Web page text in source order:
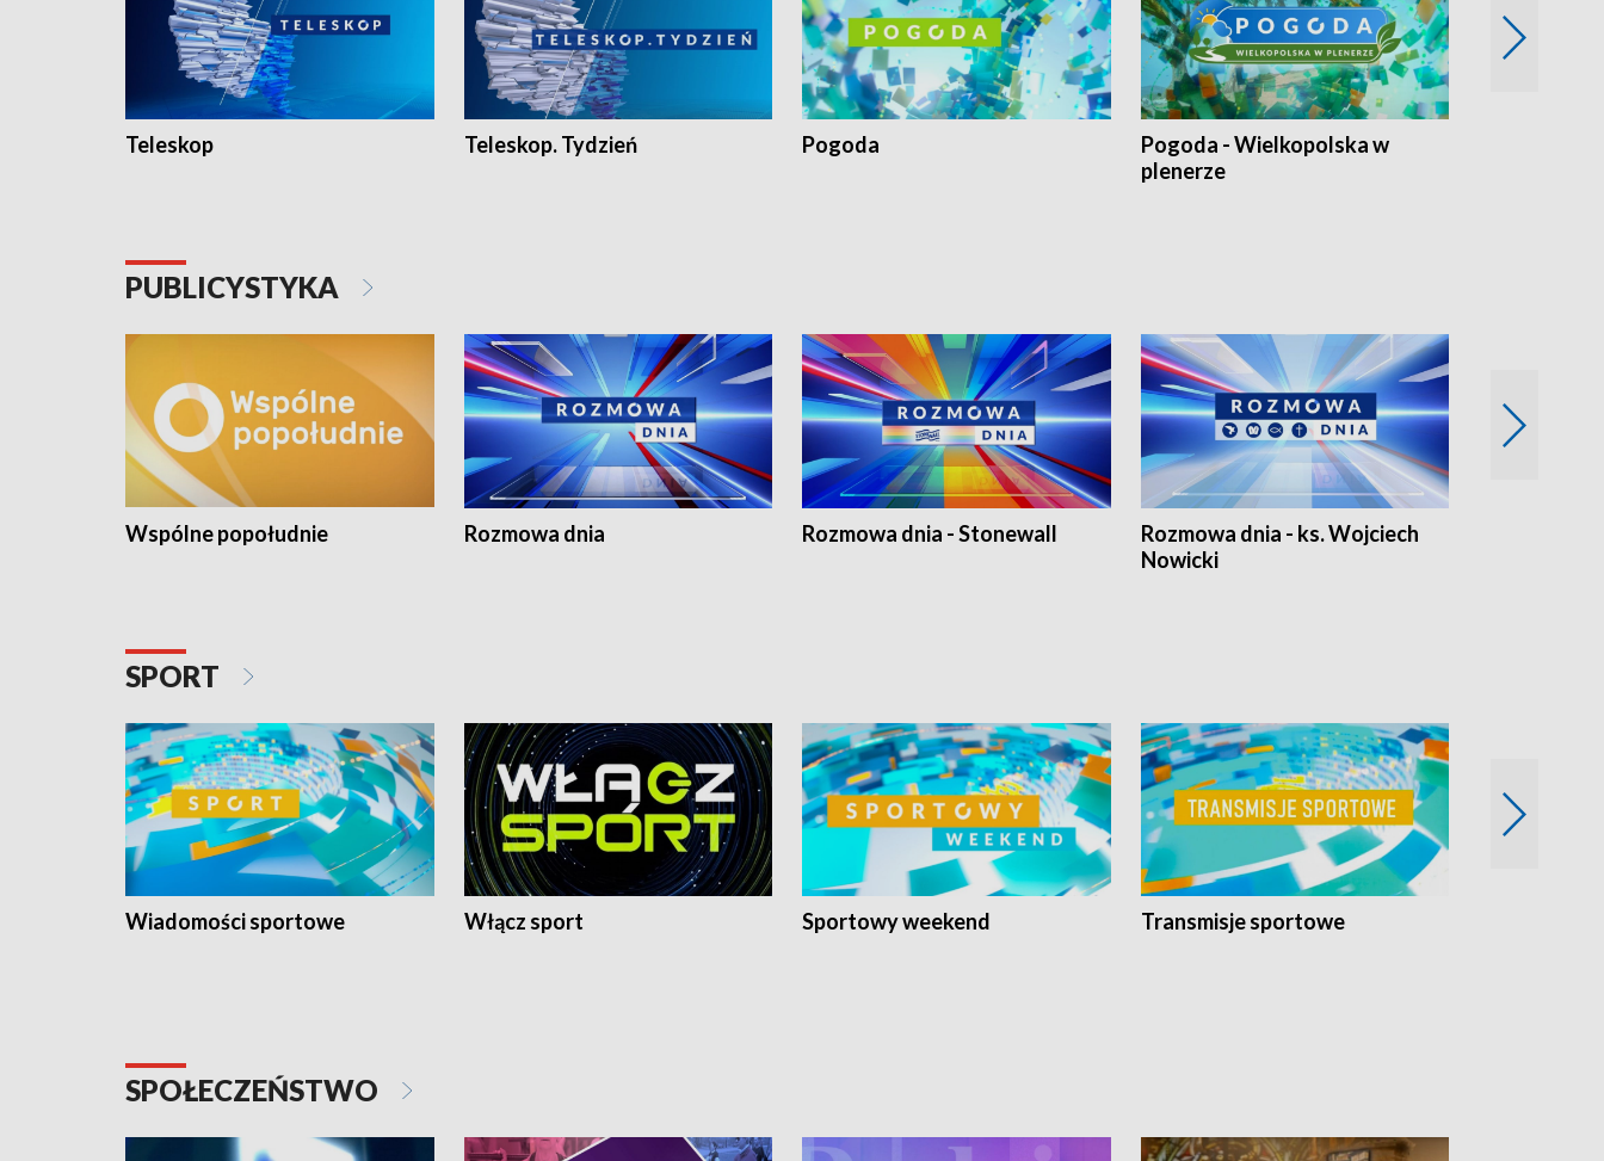
Teleskop Teleskop. Tydzień Pogoda
Pogoda - Wielkopolska w
plenerze
PUBLICYSTYKA
Wspólne popołudnie Rozmowa dnia Rozmowa dnia - Stonewall
Rozmowa dnia - ks. Wojciech
Nowicki
SPORT
Wiadomości sportowe Włącz sport Sportowy weekend Transmisje sportowe
SPOŁECZEŃSTWO